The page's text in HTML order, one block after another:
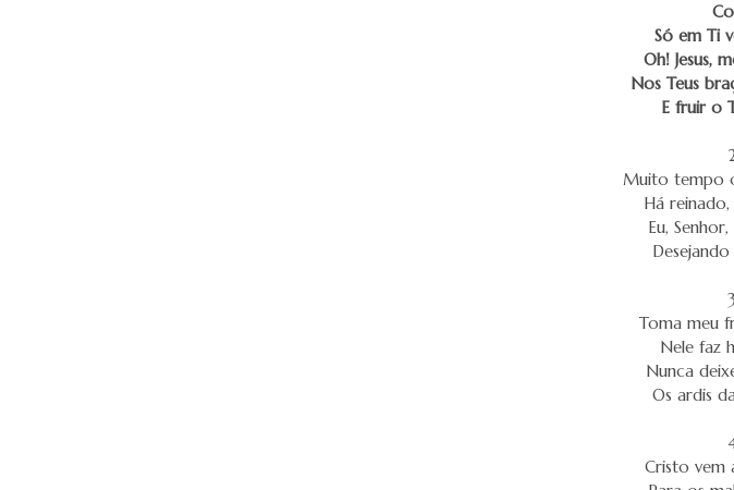
Só em Ti
Oh! Jesus,
Nos Teus
E fruir o
Muito tempo
Há reinado,
Eu,
3
Toma meu
Nele faz
Nunca
Os ardis
Cristo vem